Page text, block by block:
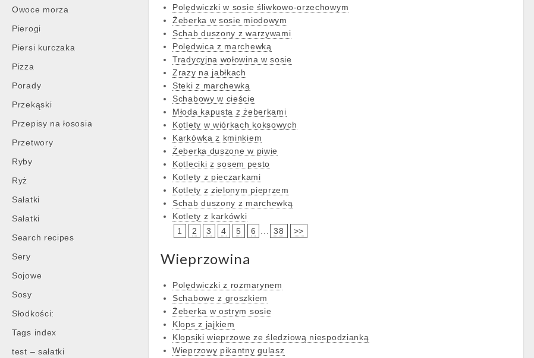
Owoce morza
Pierogi
Piersi kurczaka
Pizza
Porady
Przekąski
Przepisy na łososia
Przetwory
Ryby
Ryż
Sałatki
Sałatki
Search recipes
Sery
Sojowe
Sosy
Słodkości:
Tags index
test – sałatki
Polędwiczki w sosie śliwkowo-orzechowym
Żeberka w sosie miodowym
Schab duszony z warzywami
Polędwica z marchewką
Tradycyjna wołowina w sosie
Zrazy na jabłkach
Steki z marchewką
Schabowy w cieście
Młoda kapusta z żeberkami
Kotlety w wiórkach koksowych
Karkówka z kminkiem
Żeberka duszone w piwie
Kotleciki z sosem pesto
Kotlety z pieczarkami
Kotlety z zielonym pieprzem
Schab duszony z marchewką
Kotlety z karkówki
1
2 3 4 5 6 38 >>
Wieprzowina
Polędwiczki z rozmarynem
Schabowe z groszkiem
Żeberka w ostrym sosie
Klops z jajkiem
Klopsiki wieprzowe ze śledziową niespodzianką
Wieprzowy pikantny gulasz